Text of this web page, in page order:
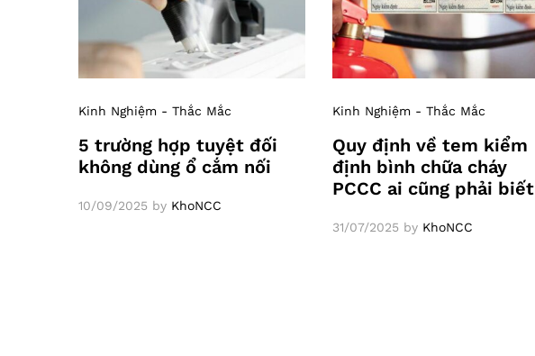
Kinh Nghiệm - Thắc Mắc
5 trường hợp tuyệt đối
không dùng ổ cắm nối
10/09/2025 by KhoNCC
Kinh Nghiệm - Thắc Mắc
Quy định về tem kiểm
định bình chữa cháy
PCCC ai cũng phải biết
31/07/2025 by KhoNCC